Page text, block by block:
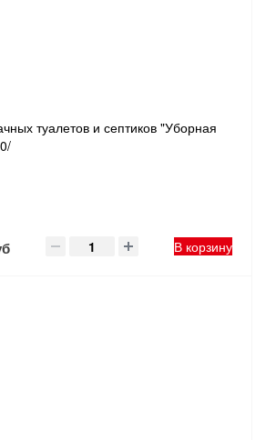
туалетов и септиков "Уборная
В корзину